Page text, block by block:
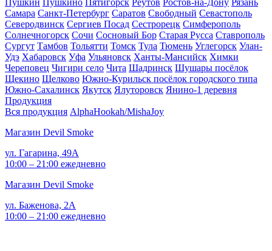
Самара Санкт-Петербург Саратов Свободный Севастополь
Северодвинск Сергиев Посад Сестрорецк Симферополь
Солнечногорск Сочи Сосновый Бор Старая Русса Ставрополь
Сургут Тамбов Тольятти Томск Тула Тюмень Углегорск Улан-
Удэ Хабаровск Уфа Ульяновск Ханты-Мансийск Химки
Череповец Чигири село Чита Шадринск Шушары посёлок
Щекино Щелково Южно-Курильск посёлок городского типа
Южно-Сахалинск Якутск Ялуторовск Янино-1 деревня
Продукция
Вся продукция AlphaHookah/MishaJoy
Магазин Devil Smoke
ул. Гагарина, 49А
10:00 – 21:00 ежедневно
Магазин Devil Smoke
ул. Баженова, 2А
10:00 – 21:00 ежедневно